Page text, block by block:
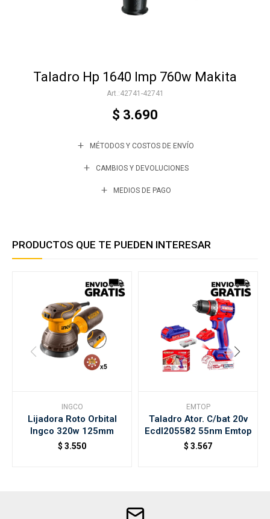
Taladro Hp 1640 Imp 760w Makita
42741-42741
$ 3.690
MÉTODOS Y COSTOS DE ENVÍO
CAMBIOS Y DEVOLUCIONES
MEDIOS DE PAGO
PRODUCTOS QUE TE PUEDEN INTERESAR
INGCO
Lijadora Roto Orbital
Ingco 320w 125mm
$ 3.550
EMTOP
Taladro Ator. C/bat 20v
Ecdl205582 55nm Emtop
$ 3.567
Varios